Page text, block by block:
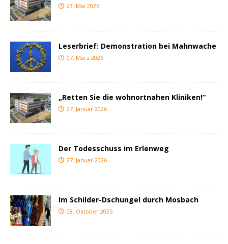
23. Mai 2026
Leserbrief: Demonstration bei Mahnwache
07. März 2026
„Retten Sie die wohnortnahen Kliniken!“
27. Januar 2026
Der Todesschuss im Erlenweg
27. Januar 2026
Im Schilder-Dschungel durch Mosbach
08. Oktober 2025